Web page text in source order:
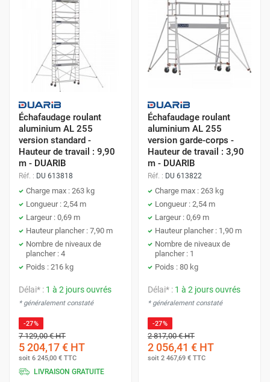
Échafaudage roulant
aluminium AL 255
version standard -
Hauteur de travail : 9,90
m - DUARIB
Réf. : DU 613818
Charge max : 263 kg
Longueur : 2,54 m
Largeur : 0,69 m
Hauteur plancher : 7,90 m
Nombre de niveaux de
plancher : 4
Poids : 216 kg
Délai* : 1 à 2 jours ouvrés
* généralement constaté
-27%
7 129,00 €HT
5 204,17 € HT
soit 6 245,00 € TTC
LIVRAISON GRATUITE
Échafaudage roulant
aluminium AL 255
version garde-corps -
Hauteur de travail : 3,90
m - DUARIB
Réf. : DU 613822
Charge max : 263 kg
Longueur : 2,54 m
Largeur : 0,69 m
Hauteur plancher : 1,90 m
Nombre de niveaux de
plancher : 1
Poids : 80 kg
Délai* : 1 à 2 jours ouvrés
* généralement constaté
-27%
2 817,00 €HT
2 056,41 € HT
soit 2 467,69 € TTC